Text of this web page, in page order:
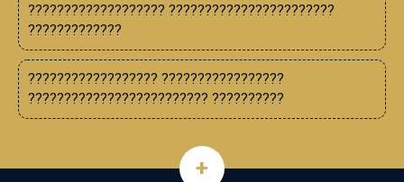
??????????????????? ???????????????????????
?????????????
?????????????????? ?????????????????
????????????????????????? ??????????
+